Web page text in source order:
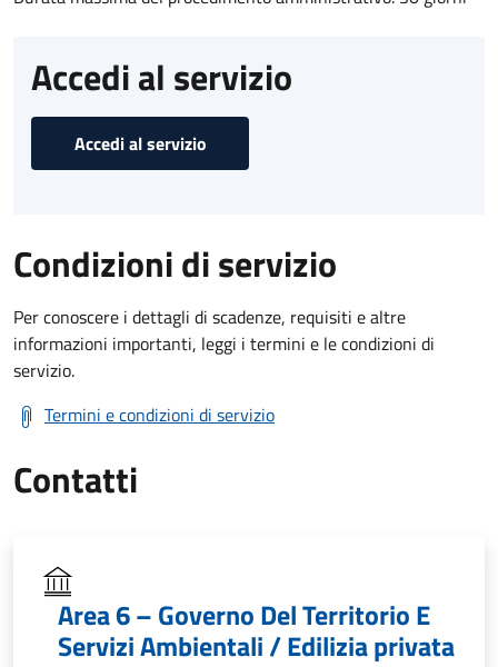
Accedi al servizio
Accedi al servizio
Condizioni di servizio
Per conoscere i dettagli di scadenze, requisiti e altre
informazioni importanti, leggi i termini e le condizioni di
servizio.
Termini e condizioni di servizio
Contatti
Area 6 – Governo Del Territorio E
Servizi Ambientali / Edilizia privata